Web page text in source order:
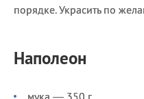
порядке. Украсить по
Наполеон
мука — 350 г